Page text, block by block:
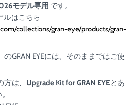
モデル専用 です。
ルはこちら
collections/gran-eye/products/gran-
GRAN EYEには、そのままではご使
は、 Upgrade Kit for GRAN EYEとあ